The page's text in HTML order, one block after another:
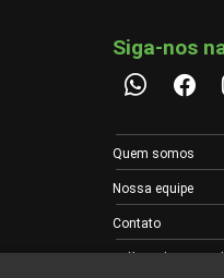
Siga-nos
Quem somos
Nossa equipe
Contato
Política de